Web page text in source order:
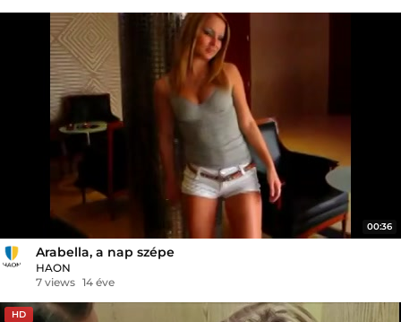
00:36
Arabella, a nap szépe
HAON
7 views 14 éve
HD